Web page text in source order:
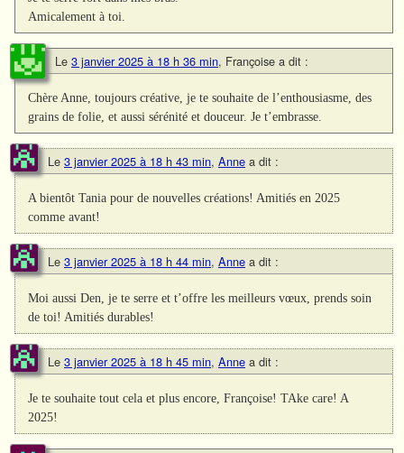
Amicalement à toi.
Le 3 janvier 2025 à 18 h 36 min, Françoise a dit :
Chère Anne, toujours créative, je te souhaite de l’enthousiasme, des
grains de folie, et aussi sérénité et douceur. Je t’embrasse.
Le 3 janvier 2025 à 18 h 43 min, Anne a dit :
A bientôt Tania pour de nouvelles créations! Amitiés en 2025
comme avant!
Le 3 janvier 2025 à 18 h 44 min, Anne a dit :
Moi aussi Den, je te serre et t’offre les meilleurs vœux, prends soin
de toi! Amitiés durables!
Le 3 janvier 2025 à 18 h 45 min, Anne a dit :
Je te souhaite tout cela et plus encore, Françoise! TAke care! A
2025!